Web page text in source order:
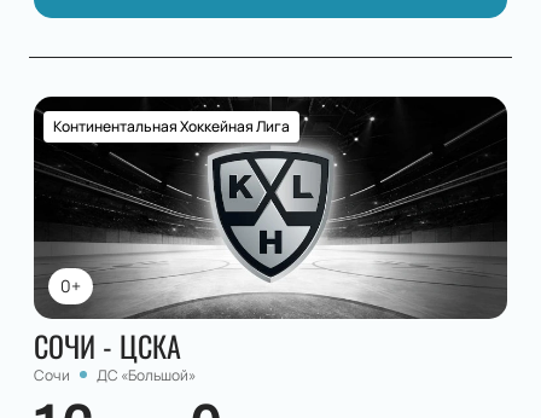
0+
Континентальная Хоккейная Лига
СОЧИ - ЦСКА
Сочи ДС «Большой»